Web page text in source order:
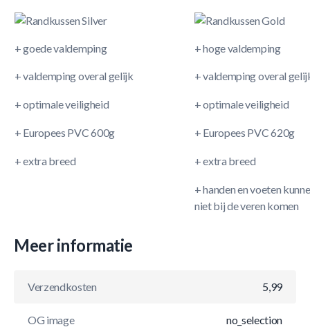
+ goede valdemping + hoge valdemping
+ valdemping overal gelijk + valdemping overal
+ optimale veiligheid + optimale veiligheid
+ Europees PVC 600g + Europees PVC 620g
+ extra breed + extra breed
+ handen en voeten
niet bij de veren komen
Meer informatie
Verzendkosten 5,99
OG image no_selection